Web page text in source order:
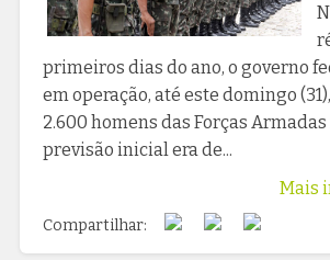
primeiros dias do ano, o governo
em operação, até este domingo
2.600 homens das Forças Armadas
previsão inicial era de...
Mais
Compartilhar: